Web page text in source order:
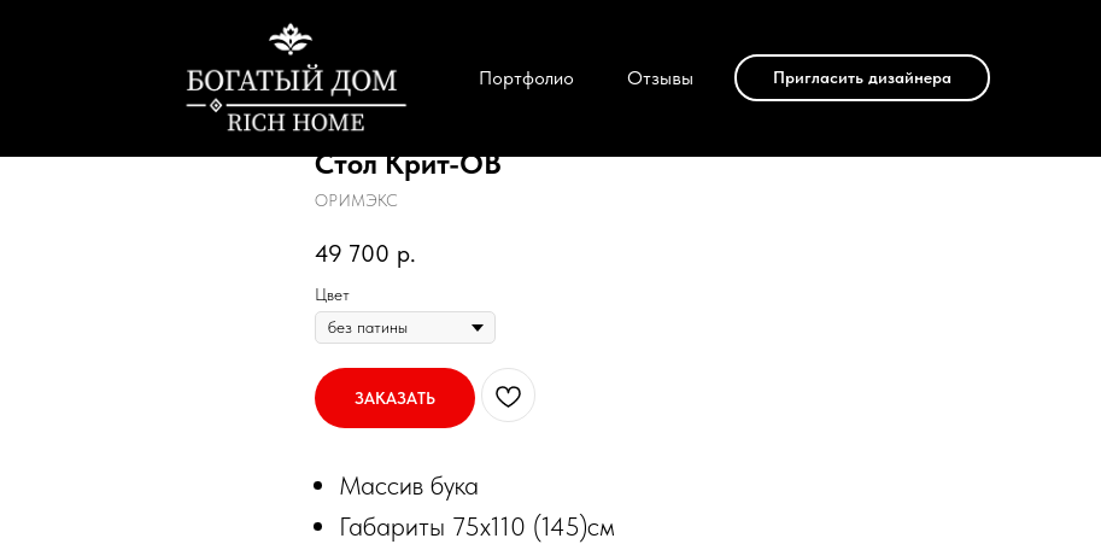
Портфолио Отзывы Пригласить дизайнера
Стол Крит-ОВ
ОРИМЭКС
49 700 р.
Цвет
ЗАКАЗАТЬ
Массив бука
Габариты 75х110 (145)см